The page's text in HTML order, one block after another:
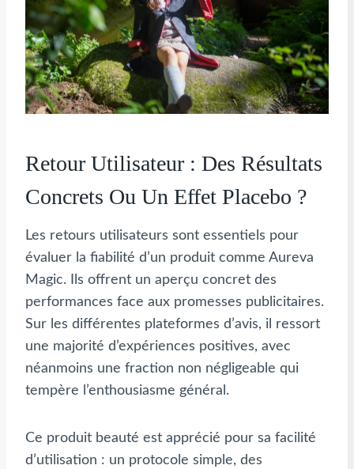
Retour Utilisateur : Des Résultats
Concrets Ou Un Effet Placebo ?
Les retours utilisateurs sont essentiels pour
évaluer la fiabilité d’un produit comme Aureva
Magic. Ils offrent un aperçu concret des
performances face aux promesses publicitaires.
Sur les différentes plateformes d’avis, il ressort
une majorité d’expériences positives, avec
néanmoins une fraction non négligeable qui
tempère l’enthousiasme général.
Ce produit beauté est apprécié pour sa facilité
d’utilisation : un protocole simple, des